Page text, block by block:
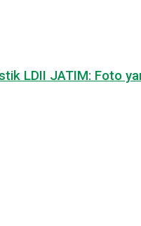
LDII JATIM: Foto